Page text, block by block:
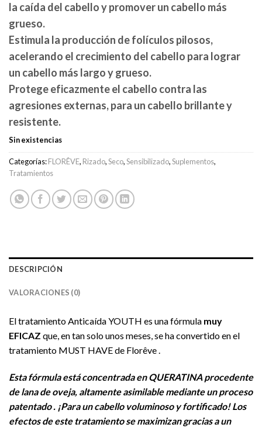
la caída del cabello y promover un cabello más
grueso.
Estimula la producción de folículos pilosos,
acelerando el crecimiento del cabello para lograr
un cabello más largo y grueso.
Protege eficazmente el cabello contra las
agresiones externas, para un cabello brillante y
resistente.
Sin existencias
Categorías:FLORÊVE, Rizado,Seco,Sensibilizado,Suplementos,
Tratamientos
DESCRIPCIÓN
VALORACIONES (0)
El tratamiento Anticaída YOUTH es una fórmula muy
EFICAZ que, en tan solo unos meses, se ha convertido en el
tratamiento MUST HAVE de Florêve .
Esta fórmula está concentrada en QUERATINA procedente
de lana de oveja, altamente asimilable mediante un proceso
patentado . ¡Para un cabello voluminoso y fortificado! Los
efectos de este tratamiento se maximizan gracias a un